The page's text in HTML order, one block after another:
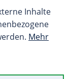
Inhalte
Mehr